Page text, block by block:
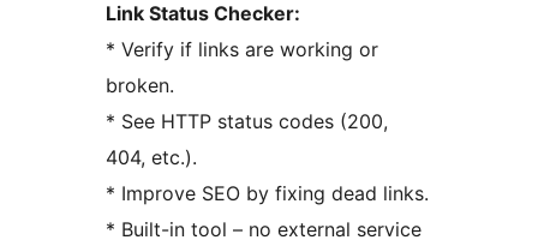
Link Status Checker:
* Verify if links are working or
broken.
* See HTTP status codes (200,
404, etc.).
* Improve SEO by fixing dead links.
* Built-in tool – no external service